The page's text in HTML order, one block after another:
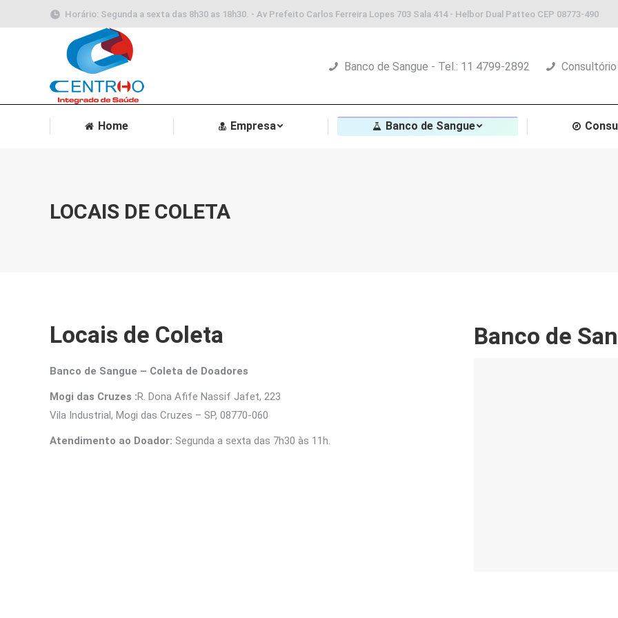
Horário: Segunda a sexta das 8h30 as 18h30. - Av Prefeito Carlos Ferreira Lopes 703 Sala 414 - Helbor Dual Patteo CEP 08773-490
Banco de Sangue - Tel.: 11 4799-2892
Home Empresa Banco de Sangue
LOCAIS DE COLETA
Locais de Coleta
Banco de Sangue – Coleta de Doadores
Mogi das Cruzes :R. Dona Afife Nassif Jafet, 223
Vila Industrial, Mogi das Cruzes – SP, 08770-060
Atendimento ao Doador: Segunda a sexta das 7h30 às 11h.
Banco de